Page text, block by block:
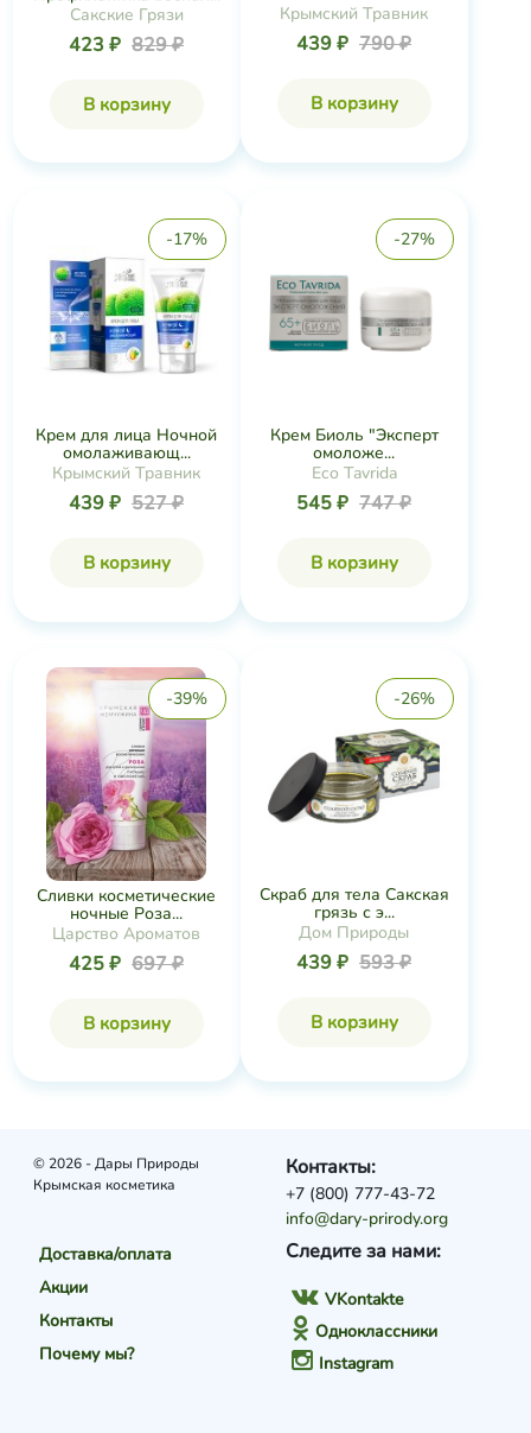
Сакские Грязи
423 ₽ 829 ₽
В корзину
Крымский Травник
439 ₽ 790 ₽
В корзину
-17%
Крем для лица Ночной
омолаживающ...
Крымский Травник
439 ₽ 527 ₽
В корзину
-27%
Крем Биоль "Эксперт
омоложе...
Eco Tavrida
545 ₽ 747 ₽
В корзину
-39%
Сливки косметические
ночные Роза...
Царство Ароматов
425 ₽ 697 ₽
В корзину
-26%
Скраб для тела Сакская
грязь с э...
Дом Природы
439 ₽ 593 ₽
В корзину
© 2026 - Дары Природы
Крымская косметика
Доставка/оплата
Акции
Контакты
Почему мы?
Следите за нами:
VKontakte
Одноклассники
Instagram
Контакты:
+7 (800) 777-43-72
info@dary-prirody.org